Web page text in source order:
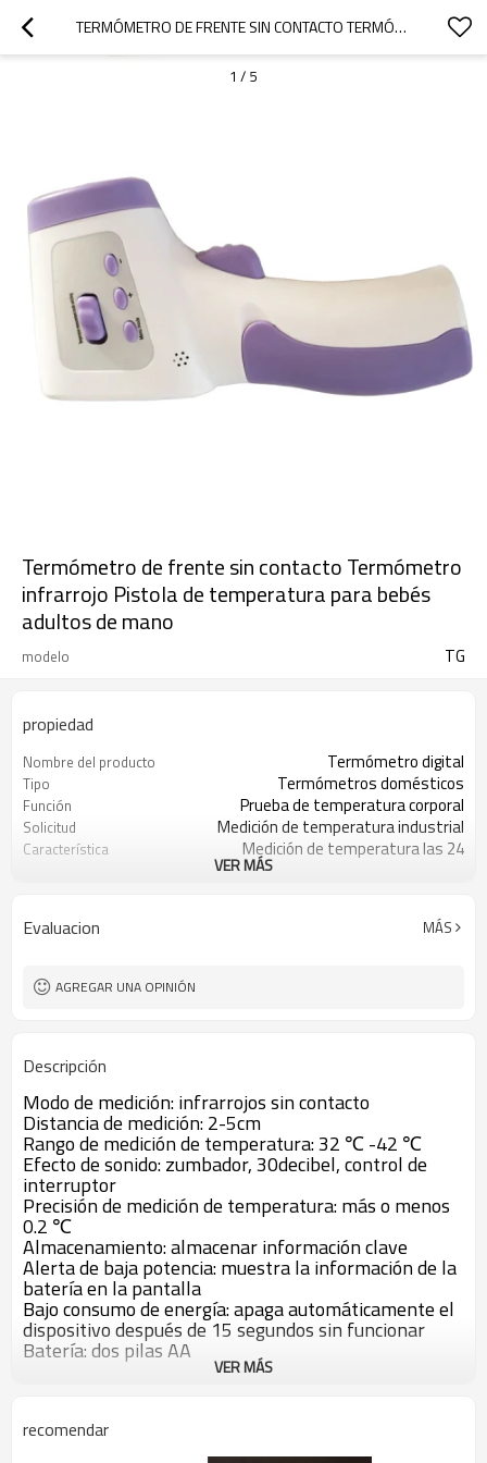
TERMÓMETRO DE FRENTE SIN CONTACTO TERMÓMETRO INFRARROJO PISTOLA DE TEMPERATURA PARA BEBÉS ADULTOS DE MANO
1 / 5
Termómetro de frente sin contacto Termómetro
infrarrojo Pistola de temperatura para bebés
adultos de mano
modelo TG
propiedad
Nombre del producto Termómetro digital
Tipo Termómetros domésticos
Función Prueba de temperatura corporal
Solicitud Medición de temperatura industrial
Característica
Medición de temperatura las 24
2 * batería AA
Rango de medición 32-42 ℃
VER MÁS
Evaluacion MÁS
AGREGAR UNA OPINIÓN
Descripción
Modo de medición: infrarrojos sin contacto
Distancia de medición: 2-5cm
Rango de medición de temperatura: 32 ℃ -42 ℃
Efecto de sonido: zumbador, 30decibel, control de
interruptor
Precisión de medición de temperatura: más o menos
0.2 ℃
Almacenamiento: almacenar información clave
Alerta de baja potencia: muestra la información de la
batería en la pantalla
Bajo consumo de energía: apaga automáticamente el
dispositivo después de 15 segundos sin funcionar
Batería: dos pilas AA
VER MÁS
recomendar